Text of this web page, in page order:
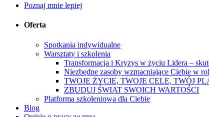
Poznaj mnie lepiej
Oferta
Spotkania indywidualne
Warsztaty i szkolenia
Transformacja i Kryzys w życiu Lidera –
Niezbędne zasoby wzmacniające Ciebie w
TWOJE ŻYCIE, TWOJE CELE, TWÓJ
ZBUDUJ ŚWIAT SWOICH WARTOŚCI
Platforma szkoleniowa dla Ciebie
Blog